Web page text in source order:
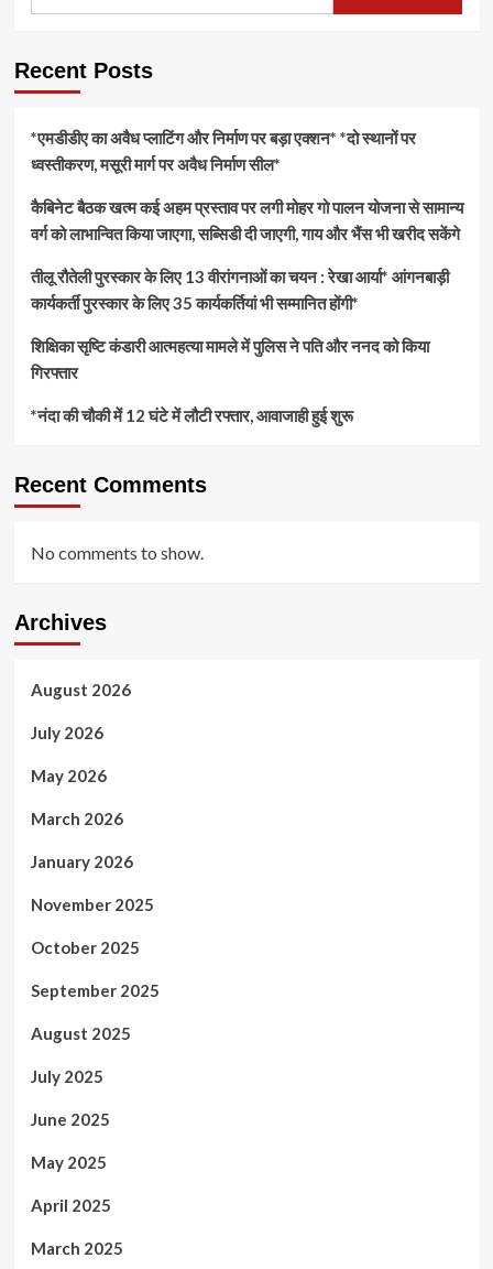
Recent Posts
*एमडीडीए का अवैध प्लाटिंग और निर्माण पर बड़ा एक्शन* *दो स्थानों पर
ध्वस्तीकरण, मसूरी मार्ग पर अवैध निर्माण सील*
कैबिनेट बैठक खत्म कई अहम प्रस्ताव पर लगी मोहर गो पालन योजना से सामान्य
वर्ग को लाभान्वित किया जाएगा, सब्सिडी दी जाएगी, गाय और भैंस भी खरीद सकेंगे
तीलू रौतेली पुरस्कार के लिए 13 वीरांगनाओं का चयन : रेखा आर्या* आंगनबाड़ी
कार्यकर्ती पुरस्कार के लिए 35 कार्यकर्तियां भी सम्मानित होंगी*
शिक्षिका सृष्टि कंडारी आत्महत्या मामले में पुलिस ने पति और ननद को किया
गिरफ्तार
*नंदा की चौकी में 12 घंटे में लौटी रफ्तार, आवाजाही हुई शुरू
Recent Comments
No comments to show.
Archives
August 2026
July 2026
May 2026
March 2026
January 2026
November 2025
October 2025
September 2025
August 2025
July 2025
June 2025
May 2025
April 2025
March 2025